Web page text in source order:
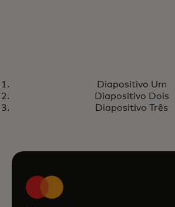
Derrubando barreiras
aceitação de cartões
Diapositivo Um
Diapositivo Dois
Diapositivo Três